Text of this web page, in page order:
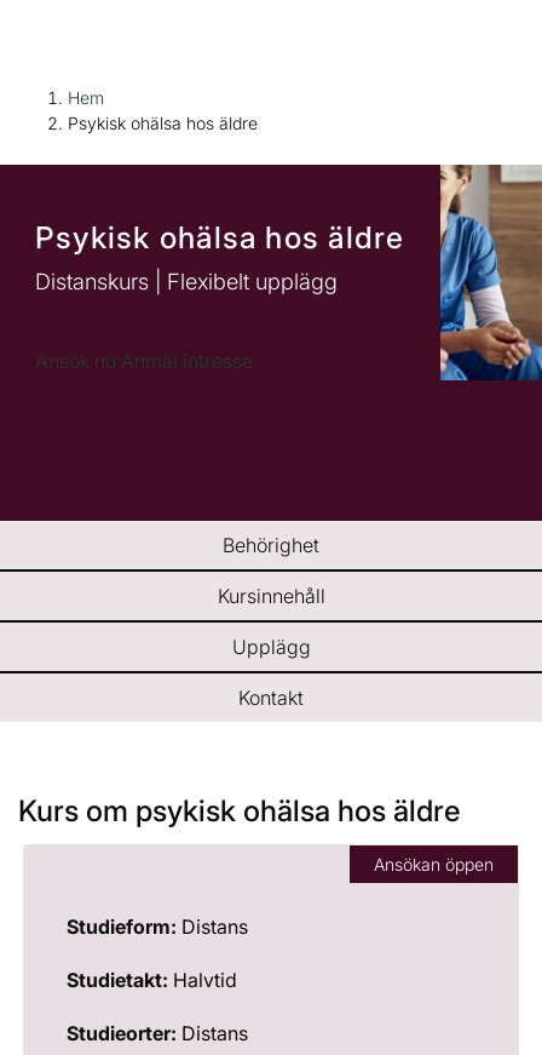
l
Huvudnavigation
Hem
Psykisk ohälsa hos äldre
Psykisk ohälsa hos äldre
Distanskurs | Flexibelt upplägg
Ansök nu (
y
t
t
Anmäl intresse
Behörighet
Kursinnehåll
Upplägg
Kontakt
Kurs om psykisk ohälsa hos äldre
Studieform: Distans
Studietakt: Halvtid
Studieorter: Distans
Ansökan öppen